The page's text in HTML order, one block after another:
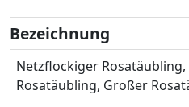
Bezeichnung
Netzflockiger
Rosatäubling, Großer